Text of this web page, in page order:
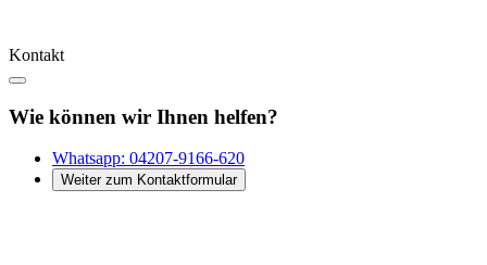
Kontakt
Wie können wir Ihnen helfen?
Whatsapp: 04207-9166-620